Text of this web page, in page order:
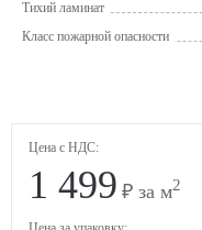
Тихий ламинат
Класс пожарной опасности
Цена с НДС:
1 499 ₽ за м2